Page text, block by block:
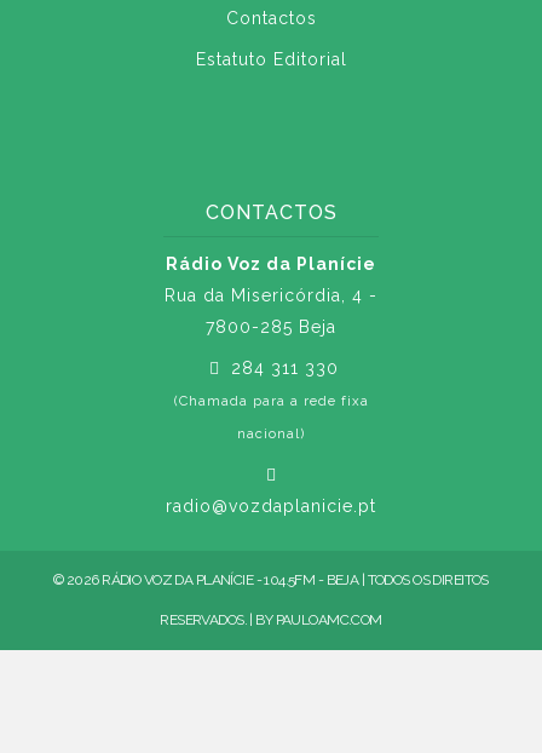
Contactos
Estatuto Editorial
CONTACTOS
Rádio Voz da Planície
Rua da Misericórdia, 4 -
7800-285 Beja
284 311 330
(Chamada para a rede fixa
nacional)
radio@vozdaplanicie.pt
© 2026 RÁDIO VOZ DA PLANÍCIE - 104.5FM - BEJA | TODOS OS DIREITOS
RESERVADOS. | BY PAULOAMC.COM